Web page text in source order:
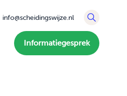
info@scheidingswijze.nl
Informatiegesprek